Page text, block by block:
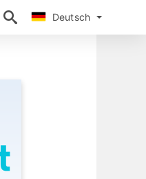
Deutsch
Deutsch